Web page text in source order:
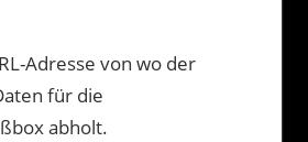
Adresse von wo der
für die
abholt.